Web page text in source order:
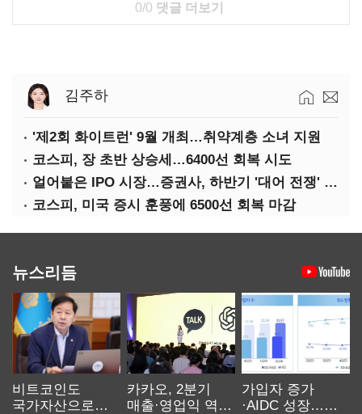
0/0 댓글 더보기
김주하
'제2회 화이트런' 9월 개최…취약계층 소녀 지원
코스피, 장 초반 상승세…6400선 회복 시도
얼어붙은 IPO 시장…증권사, 하반기 '대어 전쟁' 기대
코스피, 미국 증시 훈풍에 6500선 회복 마감
뉴스리듬
비트코인도
국가자산으로…'
카카오, 2분기
매출·영업익 역대
가입자 증가
·AIDC 성장…